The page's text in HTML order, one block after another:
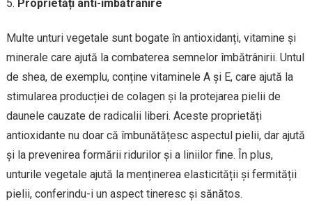
Proprietăți anti-îmbătrânire
Multe unturi vegetale sunt bogate în antioxidanți, vitamine și
minerale care ajută la combaterea semnelor îmbătrânirii. Untul
de shea, de exemplu, conține vitaminele A și E, care ajută la
stimularea producției de colagen și la protejarea pielii de
daunele cauzate de radicalii liberi. Aceste proprietăți
antioxidante nu doar că îmbunătățesc aspectul pielii, dar ajută
și la prevenirea formării ridurilor și a liniilor fine. În plus,
unturile vegetale ajută la menținerea elasticității și fermității
pielii, conferindu-i un aspect tineresc și sănătos.